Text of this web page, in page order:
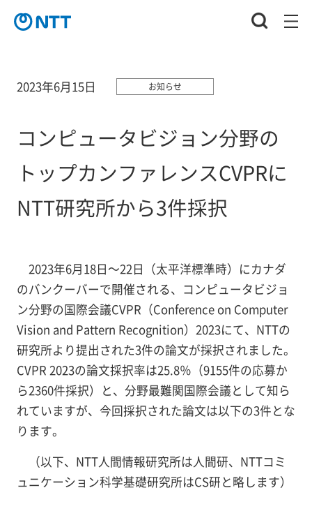
2023年6月15日 お知らせ
コンピュータビジョン分野の
トップカンファレンスCVPRに
NTT研究所から3件採択
2023年6月18日～22日（太平洋標準時）にカナダ
のバンクーバーで開催される、コンピュータビジョ
ン分野の国際会議CVPR（Conference on Computer
Vision and Pattern Recognition）2023にて、NTTの
研究所より提出された3件の論文が採択されました。
CVPR 2023の論文採択率は25.8％（9155件の応募か
ら2360件採択）と、分野最難関国際会議として知ら
れていますが、今回採択された論文は以下の3件とな
ります。
（以下、NTT人間情報研究所は人間研、NTTコミ
ュニケーション科学基礎研究所はCS研と略します）